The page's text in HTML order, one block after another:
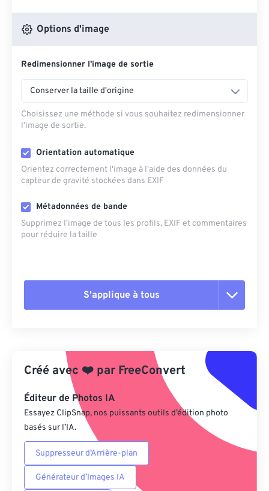
Depuis OneDrive
Depuis l'URL
Options d'image
Redimensionner l'image de sortie
Conserver la taille d'origine
Choisissez une méthode si vous souhaitez redimensionner
l’image de sortie.
Orientation automatique
Orientez correctement l'image à l'aide des données du
capteur de gravité stockées dans EXIF
Métadonnées de bande
Supprimez l'image de tous les profils, EXIF ​​et commentaires
pour réduire la taille
S'applique à tous
Appliquer à partir du préréglage
Enregistrer comme préréglage
Créé avec ❤️ par FreeConvert
Éditeur de Photos IA
Essayez ClipSnap, nos puissants outils d’édition photo
basés sur l’IA.
Suppresseur d’Arrière-plan
Générateur d’Images IA